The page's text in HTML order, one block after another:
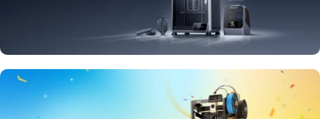
Creality